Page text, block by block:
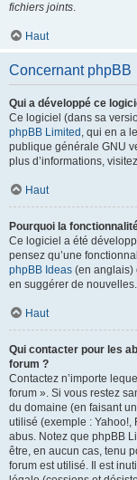
fichiers joints.
Haut
Concernant phpBB
Qui a développé ce
Ce logiciel (dans sa
phpBB Limited , qui en a
publique générale GNU
plus d’informations,
Haut
Pourquoi la
Ce logiciel a été
pensez qu’une
phpBB Ideas (en anglais)
en suggérer de nouvelles.
Haut
Qui contacter pour les
forum ?
Contactez n’importe
forum ». Si vous restez
du domaine (en faisant
utilisé (exemple : Yahoo!,
abus. Notez que phpBB
être, en aucun cas, tenu
forum est utilisé. Il est